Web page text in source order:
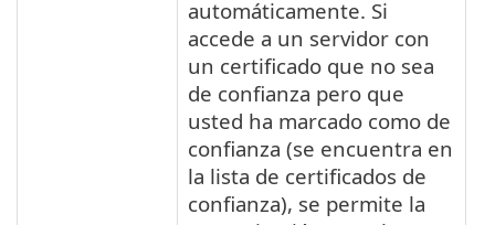
automáticamente. Si
accede a un servidor con
un certificado que no sea
de confianza pero que
usted ha marcado como de
confianza (se encuentra en
la lista de certificados de
confianza), se permite la